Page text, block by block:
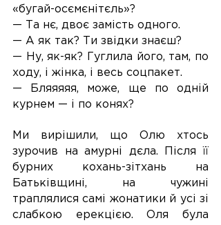
«бугай-осємєнітєль»?
— Та нє, двоє замість одного.
— А як так? Ти звідки знаєш?
— Ну, як-як? Гуглила його, там, по
ходу, і жінка, і весь соцпакет.
— Бляяяяя, може, ще по одній
курнем — і по конях?
Ми вирішили, що Олю хтось
зурочив на амурні дєла. Після її
бурних кохань-зітхань на
Батьківщині, на чужині
траплялися самі жонатики й усі зі
слабкою ерекцією. Оля була